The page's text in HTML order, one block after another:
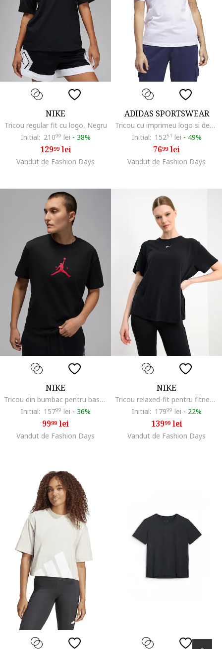
NIKE
Tricou regular fit cu logo, Negru
Initial: 21099 lei - 38%
12999lei
Vandut de Fashion Days
ADIDAS SPORTSWEAR
Tricou cu imprimeu logo si decolteu la baza gatului, Alb optic
Initial: 15251 lei - 49%
7699lei
Vandut de Fashion Days
NIKE
Tricou din bumbac pentru baschet Jumpman, Rosu/Negru
Initial: 15799 lei - 36%
9999lei
Vandut de Fashion Days
NIKE
Tricou relaxed-fit pentru fitness One, Alb/Negru
Initial: 17999 lei - 22%
13999lei
Vandut de Fashion Days